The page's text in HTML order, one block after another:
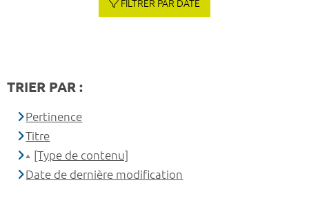
FILTRER PAR DATE
TRIER PAR :
Pertinence
Titre
[Type de contenu]
Date de dernière modification